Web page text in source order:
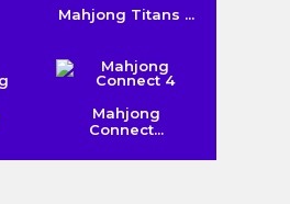
Mahjong Titans ...
Mahjong
Connect...